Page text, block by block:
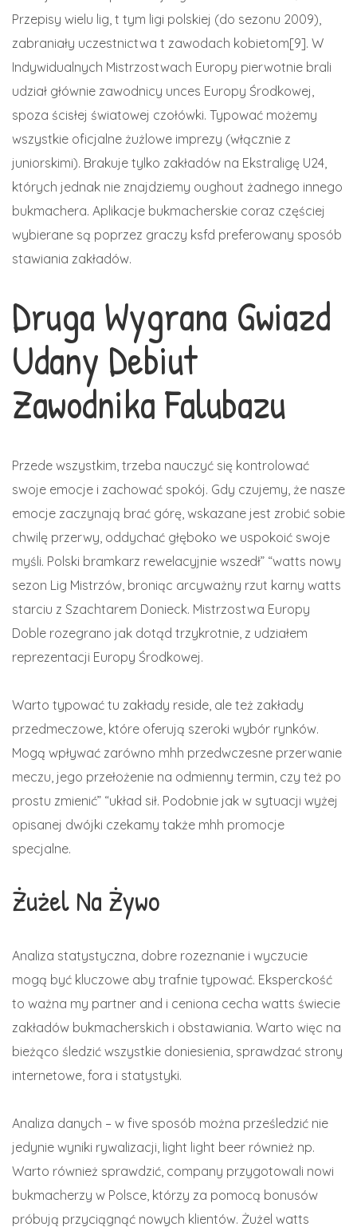
Przepisy wielu lig, t tym ligi polskiej (do sezonu 2009),
zabraniały uczestnictwa t zawodach kobietom[9]. W
Indywidualnych Mistrzostwach Europy pierwotnie brali
udział głównie zawodnicy unces Europy Środkowej,
spoza ścisłej światowej czołówki. Typować możemy
wszystkie oficjalne żużlowe imprezy (włącznie z
juniorskimi). Brakuje tylko zakładów na Ekstraligę U24,
których jednak nie znajdziemy oughout żadnego innego
bukmachera. Aplikacje bukmacherskie coraz częściej
wybierane są poprzez graczy ksfd preferowany sposób
stawiania zakładów.
Druga Wygrana Gwiazd
Udany Debiut
Zawodnika Falubazu
Przede wszystkim, trzeba nauczyć się kontrolować
swoje emocje i zachować spokój. Gdy czujemy, że nasze
emocje zaczynają brać górę, wskazane jest zrobić sobie
chwilę przerwy, oddychać głęboko we uspokoić swoje
myśli. Polski bramkarz rewelacyjnie wszedł” “watts nowy
sezon Lig Mistrzów, broniąc arcyważny rzut karny watts
starciu z Szachtarem Donieck. Mistrzostwa Europy
Doble rozegrano jak dotąd trzykrotnie, z udziałem
reprezentacji Europy Środkowej.
Warto typować tu zakłady reside, ale też zakłady
przedmeczowe, które oferują szeroki wybór rynków.
Mogą wpływać zarówno mhh przedwczesne przerwanie
meczu, jego przełożenie na odmienny termin, czy też po
prostu zmienić” “układ sił. Podobnie jak w sytuacji wyżej
opisanej dwójki czekamy także mhh promocje
specjalne.
Żużel Na Żywo
Analiza statystyczna, dobre rozeznanie i wyczucie
mogą być kluczowe aby trafnie typować. Eksperckość
to ważna my partner and i ceniona cecha watts świecie
zakładów bukmacherskich i obstawiania. Warto więc na
bieżąco śledzić wszystkie doniesienia, sprawdzać strony
internetowe, fora i statystyki.
Analiza danych – w five sposób można prześledzić nie
jedynie wyniki rywalizacji, light light beer również np.
Warto również sprawdzić, company przygotowali nowi
bukmacherzy w Polsce, którzy za pomocą bonusów
próbują przyciągnąć nowych klientów. Żużel watts